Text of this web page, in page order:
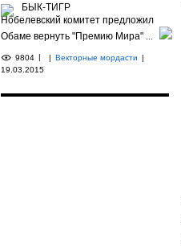
БЫК-ТИГР
Нобелевский комитет предложил
Обаме вернуть "Премию Мира" ...
9804 | | Векторные мордасти |
19.03.2015